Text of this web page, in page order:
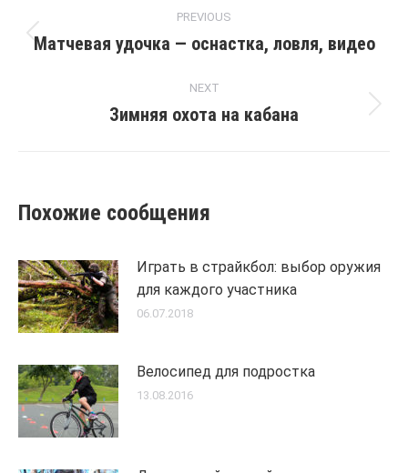
navigation
PREVIOUS
Previous
Матчевая удочка — оснастка, ловля, видео
NEXT
Next
Зимняя охота на кабана
Похожие сообщения
Играть в страйкбол: выбор оружия
для каждого участника
06.07.2018
Велосипед для подростка
13.08.2016